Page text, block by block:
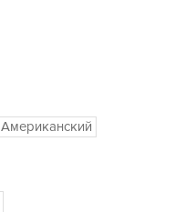
Американский